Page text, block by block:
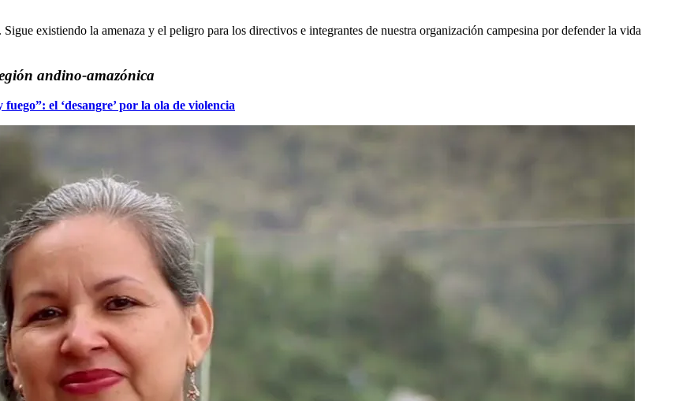
existiendo la amenaza y el peligro para los directivos e integrantes de nuestra organización campesina por defender la vida
andino-amazónica
el ‘desangre’ por la ola de violencia